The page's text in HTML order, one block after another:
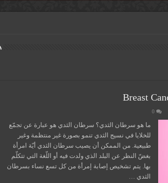
0
ما هو سرطان الثدي؟ سرطان الثدي هو عبارة عن تجمّع
للخلايا في نسيج الثدي تنمو بصورة غير منتظمة وغير
طبيعية. من الممكن أن يصيب سرطان الثدي أيّة امرأة
بغضّ النظر عن البلد الذي ولدت فيه أو اللّغة التي تتكلّم
بها. يتم تشخيص إصابة إمرأة من كل تسع نساء بسرطان
الثدي …